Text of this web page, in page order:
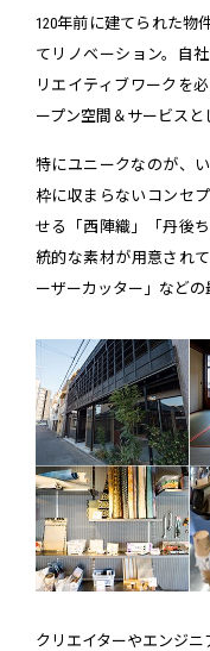
120年前に建てられた物
てリノベーション。自
リエイティブワークを
ープン空間＆サービスと
特にユニークなのが、
枠に収まらないコンセ
せる「西陣織」「丹後
統的な素材が用意され
ーザーカッター」などの
クリエイターやエンジ